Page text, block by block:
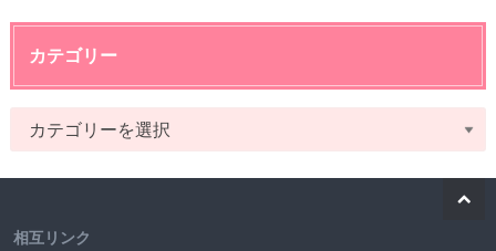
カテゴリー
相互リンク